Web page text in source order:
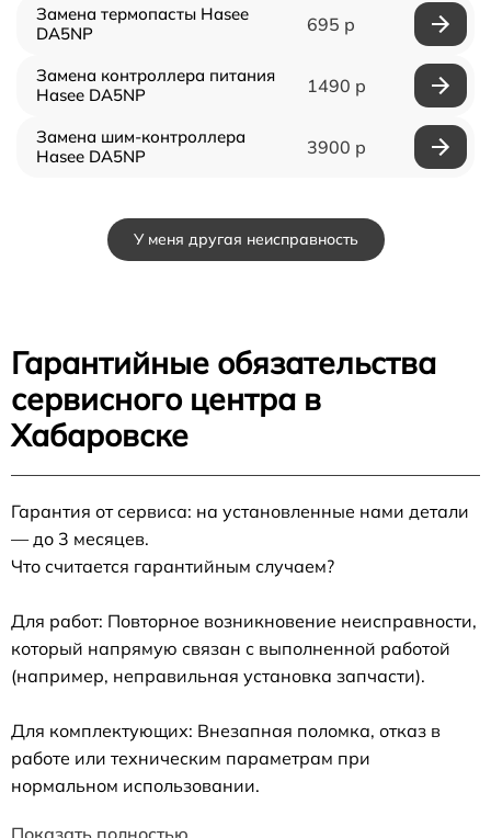
Замена термопасты Hasee
DA5NP
695 р
Замена контроллера питания
Hasee DA5NP
1490 р
Замена шим-контроллера
Hasee DA5NP
3900 р
У меня другая неисправность
Гарантийные обязательства
сервисного центра в
Хабаровске
Гарантия от сервиса: на установленные нами детали
— до 3 месяцев.
Что считается гарантийным случаем?
Для работ: Повторное возникновение неисправности,
который напрямую связан с выполненной работой
(например, неправильная установка запчасти).
Для комплектующих: Внезапная поломка, отказ в
работе или техническим параметрам при
нормальном использовании.
Показать полностью